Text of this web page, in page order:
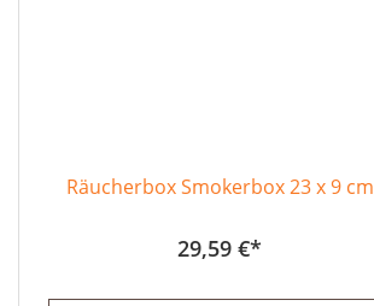
Räucherbox Smokerbox 23 x 9 cm
29,59 €